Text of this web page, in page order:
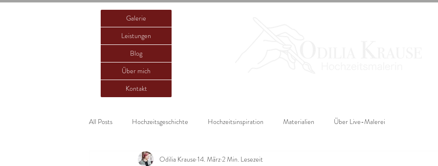
Galerie
Leistungen
Blog
Über mich
Kontakt
All Posts Hochzeitsgeschichte Hochzeitsinspiration Materialien Über Live-Malerei
Odilia Krause 14. März 2 Min. Lesezeit